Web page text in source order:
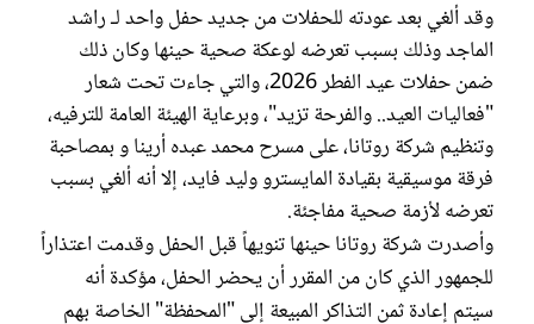
وقد ألغي بعد عودته للحفلات من جديد حفل واحد لـ راشد
الماجد وذلك بسبب تعرضه لوعكة صحية حينها وكان ذلك
ضمن حفلات عيد الفطر 2026، والتي جاءت تحت شعار
"فعاليات العيد.. والفرحة تزيد"، وبرعاية الهيئة العامة للترفيه،
وتنظيم شركة روتانا، على مسرح محمد عبده أرينا و بمصاحبة
فرقة موسيقية بقيادة المايسترو وليد فايد، إلا أنه ألغي بسبب
تعرضه لأزمة صحية مفاجئة.
وأصدرت شركة روتانا حينها تنويهاً قبل الحفل وقدمت اعتذاراً
للجمهور الذي كان من المقرر أن يحضر الحفل، مؤكدة أنه
سيتم إعادة ثمن التذاكر المبيعة إلى "المحفظة" الخاصة بهم